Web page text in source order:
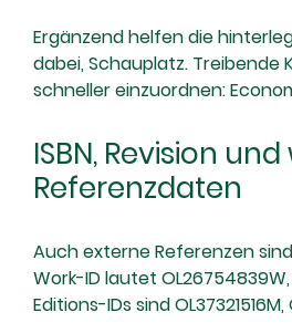
Ergänzend helfen die
dabei, Schauplatz.
schneller einzuordnen:
ISBN, Revision
Referenzdaten
Auch externe Referenzen
Work-ID lautet
Editions-IDs sind